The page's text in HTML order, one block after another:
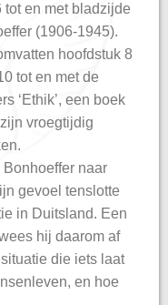
en met bladzijde
(1906-1945).
hoofdstuk 8
tot en met de
‘Ethik’, een boek
vroegtijdig
naar
gevoel tenslotte
in Duitsland. Een
hij daarom af
die iets laat
en hoe